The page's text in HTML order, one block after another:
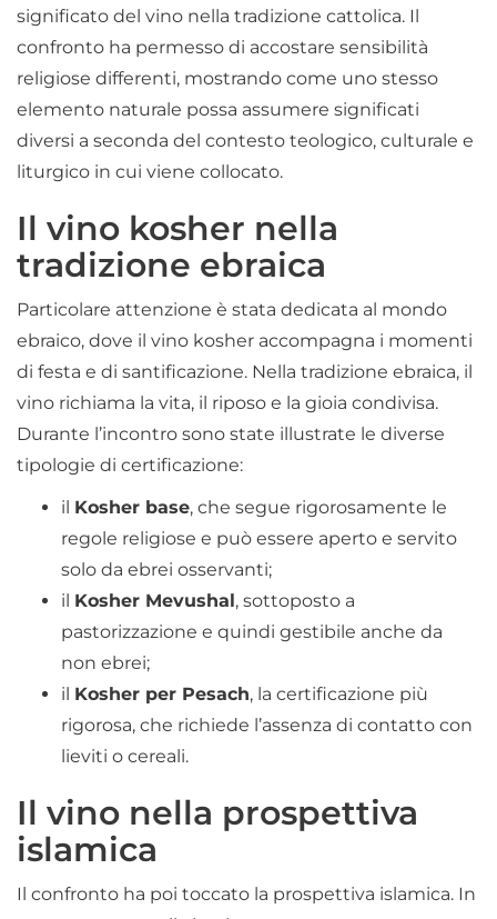
significato del vino nella tradizione cattolica. Il
confronto ha permesso di accostare sensibilità
religiose differenti, mostrando come uno stesso
elemento naturale possa assumere significati
diversi a seconda del contesto teologico, culturale e
liturgico in cui viene collocato.
Il vino kosher nella
tradizione ebraica
Particolare attenzione è stata dedicata al mondo
ebraico, dove il vino kosher accompagna i momenti
di festa e di santificazione. Nella tradizione ebraica, il
vino richiama la vita, il riposo e la gioia condivisa.
Durante l’incontro sono state illustrate le diverse
tipologie di certificazione:
il Kosher base, che segue rigorosamente le
regole religiose e può essere aperto e servito
solo da ebrei osservanti;
il Kosher Mevushal, sottoposto a
pastorizzazione e quindi gestibile anche da
non ebrei;
il Kosher per Pesach, la certificazione più
rigorosa, che richiede l’assenza di contatto con
lieviti o cereali.
Il vino nella prospettiva
islamica
Il confronto ha poi toccato la prospettiva islamica. In